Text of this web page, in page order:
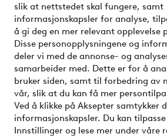
slik at nettstedet skal fungere, samt
informasjonskapsler for analyse,
å gi deg en mer relevant opplevelse
Disse personopplysningene og
deler vi med de annonse- og
samarbeider med. Dette er for å
bruker siden, samt til forbedring av
vår, slik at du kan få mer
Ved å klikke på Aksepter samtykker
informasjonskapsler. Du kan
Innstillinger og lese mer under våre
Venner
Sikre betalinger - Betal
Vil du vite mer om våre
elpy